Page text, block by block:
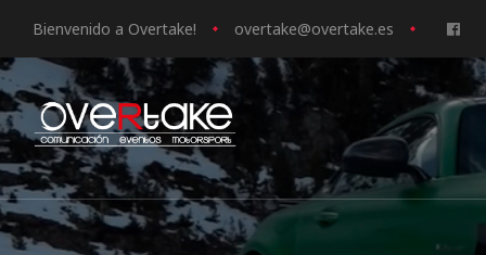
Bienvenido a Overtake! overtake@overtake.es